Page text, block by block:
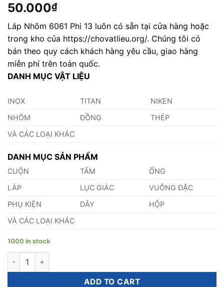
50.000₫
Láp Nhôm 6061 Phi 13 luôn có sẵn tại cửa hàng hoặc
trong kho của https://chovatlieu.org/. Chúng tôi có
bán theo quy cách khách hàng yêu cầu, giao hàng
miễn phí trên toàn quốc.
DANH MỤC VẬT LIỆU
INOX TITAN
NIKEN
NHÔM
ĐỒNG
THÉP
VÀ CÁC LOẠI KHÁC
DANH MỤC SẢN PHẨM
CUỘN TẤM
ỐNG
LÁP
LỤC GIÁC
VUÔNG ĐẶC
PHỤ KIỆN
DÂY
HỘP
VÀ CÁC LOẠI KHÁC
1000 in stock
Láp Nhôm 6061 Phi 13 quantity
ADD TO CART